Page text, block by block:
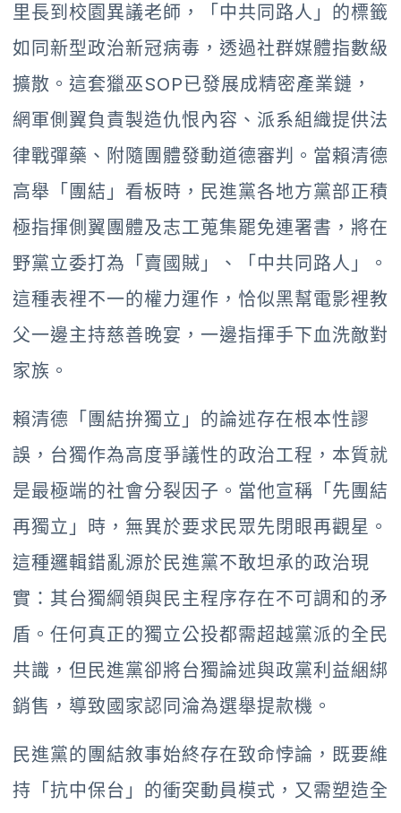
里長到校園異議老師，「中共同路人」的標籤
如同新型政治新冠病毒，透過社群媒體指數級
擴散。這套獵巫SOP已發展成精密產業鏈，
網軍側翼負責製造仇恨內容、派系組織提供法
律戰彈藥、附隨團體發動道德審判。當賴清德
高舉「團結」看板時，民進黨各地方黨部正積
極指揮側翼團體及志工蒐集罷免連署書，將在
野黨立委打為「賣國賊」、「中共同路人」。
這種表裡不一的權力運作，恰似黑幫電影裡教
父一邊主持慈善晚宴，一邊指揮手下血洗敵對
家族。
賴清德「團結拚獨立」的論述存在根本性謬
誤，台獨作為高度爭議性的政治工程，本質就
是最極端的社會分裂因子。當他宣稱「先團結
再獨立」時，無異於要求民眾先閉眼再觀星。
這種邏輯錯亂源於民進黨不敢坦承的政治現
實：其台獨綱領與民主程序存在不可調和的矛
盾。任何真正的獨立公投都需超越黨派的全民
共識，但民進黨卻將台獨論述與政黨利益綑綁
銷售，導致國家認同淪為選舉提款機。
民進黨的團結敘事始終存在致命悖論，既要維
持「抗中保台」的衝突動員模式，又需塑造全